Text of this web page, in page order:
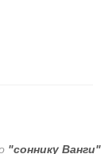
"соннику Ванги"